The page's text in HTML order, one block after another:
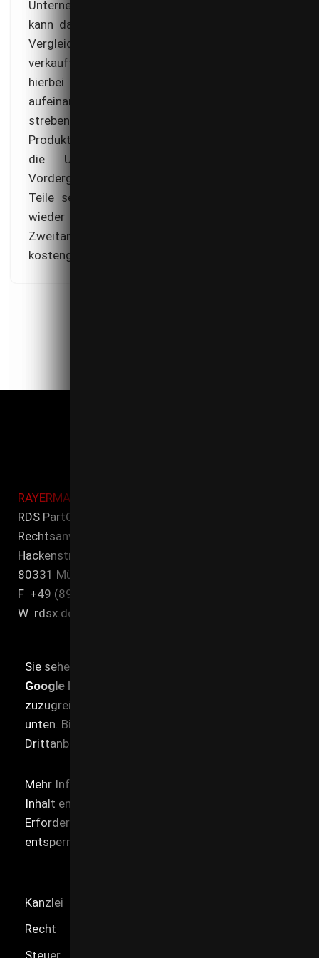
Unternehmen kostengünstig erworbene Lizenz
kann dann mit erheblichen Preisabschlägen im
Vergleich zu neuer Software an Zweitanwender
verkauft werden. Es ist offensichtlich, dass
hierbei zwei verschiedene Interessenlagen
aufeinander stoßen: Die Softwarehersteller
streben nach einem möglichst optimalen
Produktabsatz, während für die Nachfrageseite
die Umlauffähigkeit der Software im
Vordergrund steht. So kann der Erstanwender
Teile seiner Investitionen in Softwarelizenzen
wieder zu Geld machen, während der
Zweitanwender ein vergleichsweise
kostengünstiges Produkt erhält.
RAYERMANN DITTMEIER SEIFERT
RDS PartG mbB
Rechtsanwälte und Steuerberater
Hackenstr. 7
80331 MünchenT +49 (89) 21 545 00-0
F +49 (89) 21 545 00-90
W rdsx.de
Sie sehen gerade einen Platzhalterinhalt von
Google Maps
zuzugreifen, klicken Sie auf die Schaltfläche
unten. Bitte beachten Sie, dass dabei Daten an
Drittanbieter weitergegeben werden.
Mehr Informationen
Inhalt entsperren
Erforderlichen Service akzeptieren und Inhalte
entsperren
Kanzlei
Recht
Steuer